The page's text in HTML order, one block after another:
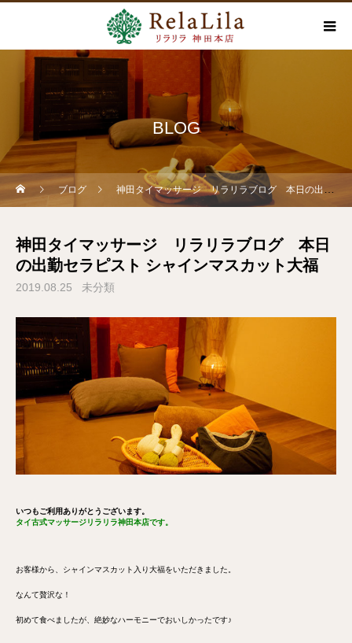
BLOG
ブログ 神田タイマッサージ リラリラブログ 本日の出勤セラピスト シャインマスカット大福
神田タイマッサージ リラリラブログ 本日
の出勤セラピスト シャインマスカット大福
2019.08.25 未分類
いつもご利用ありがとうございます。
タイ古式マッサージリラリラ神田本店です。
お客様から、シャインマスカット入り大福をいただきました。
なんて贅沢な！
初めて食べましたが、絶妙なハーモニーでおいしかったです♪